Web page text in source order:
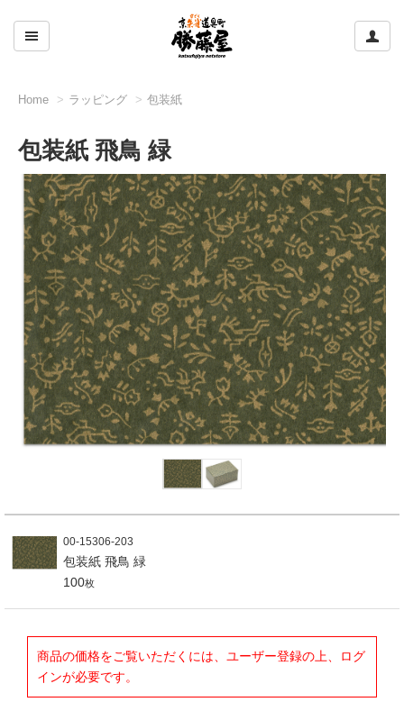
ここをクリックして左のメニューを開閉する
Home ラッピング 包装紙
包装紙 飛鳥 緑
00-15306-203
包装紙 飛鳥 緑
100枚
商品の価格をご覧いただくには、ユーザー登録の上、ログ
インが必要です。